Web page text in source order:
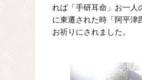
れば「手研耳命」お一人
に東遷された時「阿平津
お祈りにされました。